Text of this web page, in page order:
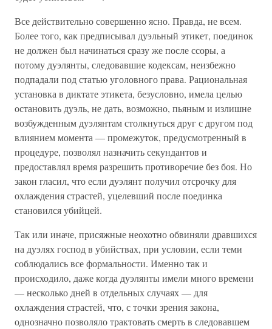
Все действительно совершенно ясно. Правда, не всем.
Более того, как предписывал дуэльный этикет, поединок
не должен был начинаться сразу же после ссоры, а
потому дуэлянты, следовавшие кодексам, неизбежно
подпадали под статью уголовного права. Рациональная
установка в диктате этикета, безусловно, имела целью
остановить дуэль, не дать, возможно, пьяным и излишне
возбужденным дуэлянтам столкнуться друг с другом под
влиянием момента — промежуток, предусмотренный в
процедуре, позволял назначить секундантов и
предоставлял время разрешить противоречие без боя. Но
закон гласил, что если дуэлянт получил отсрочку для
охлаждения страстей, уцелевший после поединка
становился убийцей.
Так или иначе, присяжные неохотно обвиняли дравшихся
на дуэлях господ в убийствах, при условии, если теми
соблюдались все формальности. Именно так и
происходило, даже когда дуэлянты имели много времени
— несколько дней в отдельных случаях — для
охлаждения страстей, что, с точки зрения закона,
однозначно позволяло трактовать смерть в следовавшем